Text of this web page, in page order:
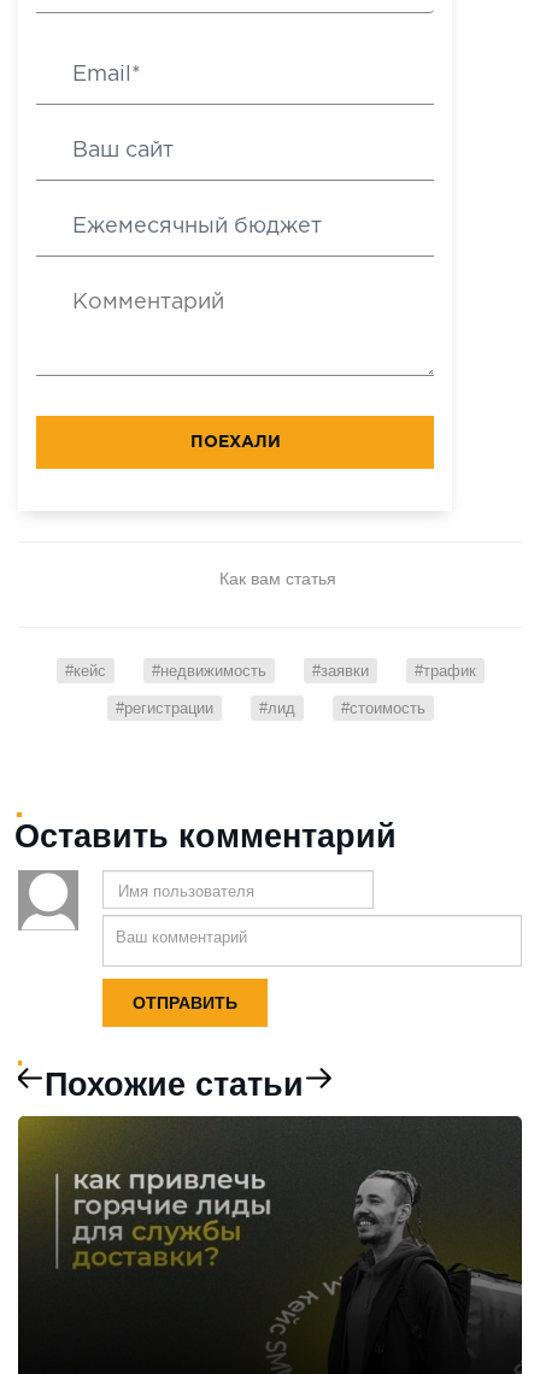
ПОЕХАЛИ
Как вам статья
#кейс #недвижимость #заявки #трафик
#регистрации #лид #стоимость
Оставить комментарий
Похожие статьи